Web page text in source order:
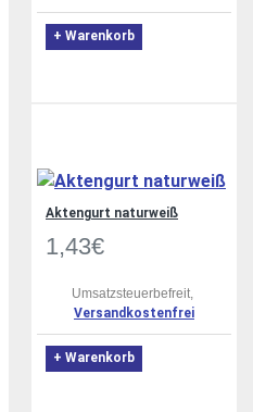
+ Warenkorb
Aktengurt naturweiß
1,43€
Umsatzsteuerbefreit,
Versandkostenfrei
+ Warenkorb